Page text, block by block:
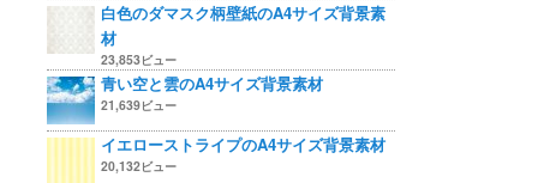
白色のダマスク柄壁紙のA4サイズ背景素
材
23,853ビュー
青い空と雲のA4サイズ背景素材
21,639ビュー
イエローストライプのA4サイズ背景素材
20,132ビュー